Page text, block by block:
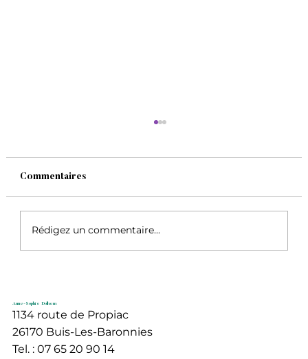
Commentaires
Rédigez un commentaire...
Anne-Sophie Dolhem
1134 route de Propiac
26170 Buis-Les-Baronnies
Tel. : 07 65 20 90 14